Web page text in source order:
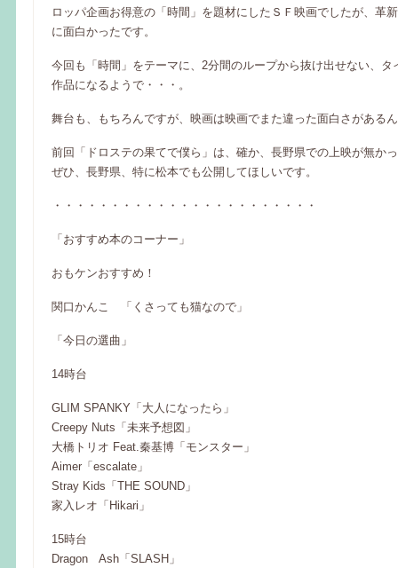
ロッパ企画お得意の「時間」を題材にしたＳＦ映画でしたが、革
に面白かったです。
今回も「時間」をテーマに、2分間のループから抜け出せない、タ
作品になるようで・・・。
舞台も、もちろんですが、映画は映画でまた違った面白さがある
前回「ドロステの果てで僕ら」は、確か、長野県での上映が無か
ぜひ、長野県、特に松本でも公開してほしいです。
・・・・・・・・・・・・・・・・・・・・・・・
「おすすめ本のコーナー」
おもケンおすすめ！
関口かんこ 「くさっても猫なので」
「今日の選曲」
14時台
GLIM SPANKY「大人になったら」
Creepy Nuts「未来予想図」
大橋トリオ Feat.秦基博「モンスター」
Aimer「escalate」
Stray Kids「THE SOUND」
家入レオ「Hikari」
15時台
Dragon Ash「SLASH」